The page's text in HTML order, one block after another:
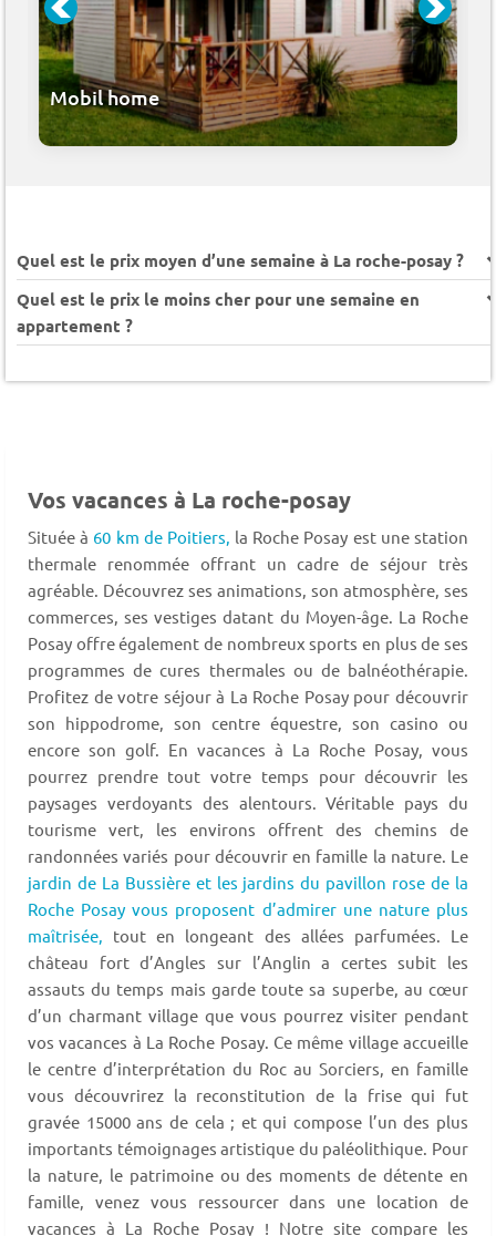
Mobil home
Quel est le prix moyen d’une semaine à La roche-posay ?
Quel est le prix le moins cher pour une semaine en
appartement ?
Vos vacances à La roche-posay
Située à 60 km de Poitiers, la Roche Posay est une station
thermale renommée offrant un cadre de séjour très
agréable. Découvrez ses animations, son atmosphère, ses
commerces, ses vestiges datant du Moyen-âge. La Roche
Posay offre également de nombreux sports en plus de ses
programmes de cures thermales ou de balnéothérapie.
Profitez de votre séjour à La Roche Posay pour découvrir
son hippodrome, son centre équestre, son casino ou
encore son golf. En vacances à La Roche Posay, vous
pourrez prendre tout votre temps pour découvrir les
paysages verdoyants des alentours. Véritable pays du
tourisme vert, les environs offrent des chemins de
randonnées variés pour découvrir en famille la nature. Le
jardin de La Bussière et les jardins du pavillon rose de la
Roche Posay vous proposent d’admirer une nature plus
maîtrisée, tout en longeant des allées parfumées. Le
château fort d’Angles sur l’Anglin a certes subit les
assauts du temps mais garde toute sa superbe, au cœur
d’un charmant village que vous pourrez visiter pendant
vos vacances à La Roche Posay. Ce même village accueille
le centre d’interprétation du Roc au Sorciers, en famille
vous découvrirez la reconstitution de la frise qui fut
gravée 15000 ans de cela ; et qui compose l’un des plus
importants témoignages artistique du paléolithique. Pour
la nature, le patrimoine ou des moments de détente en
famille, venez vous ressourcer dans une location de
vacances à La Roche Posay ! Notre site compare les